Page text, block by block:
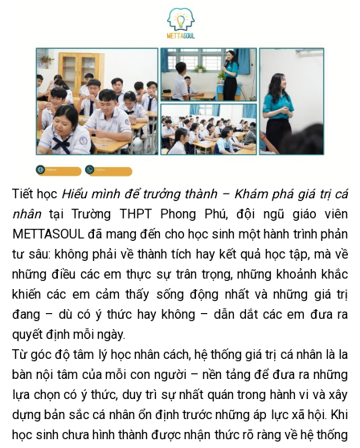
Tiết học Hiểu mình để trưởng thành – Khám phá giá trị cá
nhântại Trường THPT Phong Phú, đội ngũ giáo viên
METTASOUL đã mang đến cho học sinh một hành trình phản
tư sâu: không phải về thành tích hay kết quả học tập, mà về
những điều các em thực sự trân trọng, những khoảnh khắc
khiến các em cảm thấy sống động nhất và những giá trị
đang – dù có ý thức hay không – dẫn dắt các em đưa ra
quyết định mỗi ngày.
Từ góc độ tâm lý học nhân cách, hệ thống giá trị cá nhân là la
bàn nội tâm của mỗi con người – nền tảng để đưa ra những
lựa chọn có ý thức, duy trì sự nhất quán trong hành vi và xây
dựng bản sắc cá nhân ổn định trước những áp lực xã hội. Khi
học sinh chưa hình thành được nhận thức rõ ràng về hệ thống